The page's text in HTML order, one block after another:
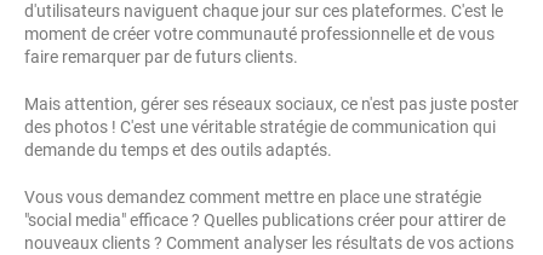
d'utilisateurs naviguent chaque jour sur ces plateformes. C'est le
moment de créer votre communauté professionnelle et de vous
faire remarquer par de futurs clients.
Mais attention, gérer ses réseaux sociaux, ce n'est pas juste poster
des photos ! C'est une véritable stratégie de communication qui
demande du temps et des outils adaptés.
Vous vous demandez comment mettre en place une stratégie
"social media" efficace ? Quelles publications créer pour attirer de
nouveaux clients ? Comment analyser les résultats de vos actions